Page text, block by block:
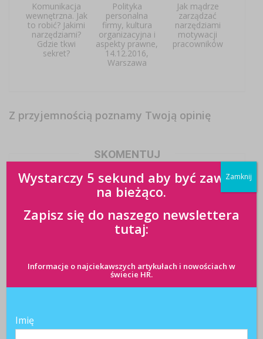
Komunikacja
wewnętrzna. Jak
to robić? Jakimi
narzędziami?
Gdzie tkwi
sekret?
Polityka
personalna
firmy, kultura
organizacyjna i
aspekty prawne,
14.12.2016,
Warszawa
Jak mądrze
zarządzać
narzędziami
motywacji
pracowników
Z przyjemnością poznamy Twoją opinię
SKOMENTUJ
Wystarczy 5 sekund aby być zawsze
na bieżąco.
Zapisz się do naszego newslettera
tutaj:
Informacje o najciekawszych artykułach i nowościach w
świecie HR.
Imię
Zamknij